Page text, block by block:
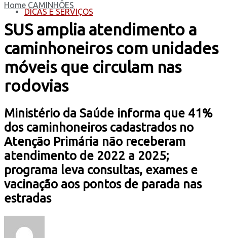
DICAS E SERVIÇOS
Home CAMINHÕES
SUS amplia atendimento a
caminhoneiros com unidades
móveis que circulam nas
rodovias
Ministério da Saúde informa que 41%
dos caminhoneiros cadastrados no
Atenção Primária não receberam
atendimento de 2022 a 2025;
programa leva consultas, exames e
vacinação aos pontos de parada nas
estradas